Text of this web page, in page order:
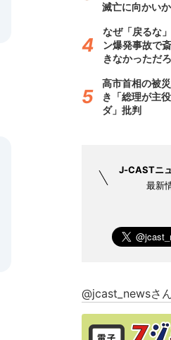
滅亡に向かいか
なぜ「戻るな
ン爆発事故で
きなかっただ
高市首相の被
き「総理が主
ダ」批判
J-CASTニ
最新
@jcast_newsさ